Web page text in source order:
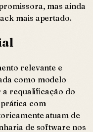
mas ainda
mais apertado.
relevante e
como modelo
requalificação do
com
atuam de
de software nos